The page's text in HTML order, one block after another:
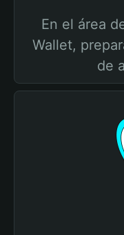
En el área
Wallet,
de